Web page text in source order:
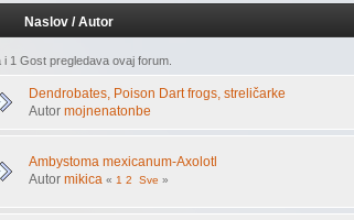
Naslov /Autor
i 1 Gost pregledava ovaj forum.
Dendrobates, Poison Dart frogs, streličarke
Autormojnenatonbe
Ambystoma mexicanum-Axolotl
Autormikica « 1 2 Sve »